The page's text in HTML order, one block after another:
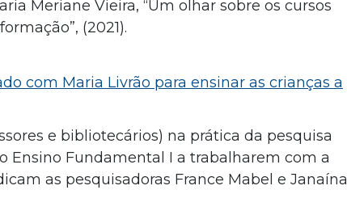
Meriane Vieira, “Um olhar sobre os cursos
(2021).
com Maria Livrão para ensinar as crianças a
e bibliotecários) na prática da pesquisa
Ensino Fundamental I a trabalharem com a
as pesquisadoras France Mabel e Janaína